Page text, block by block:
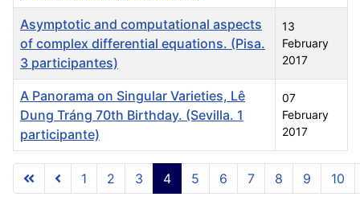
Articles
Asymptotic and computational aspects
of complex differential equations. (Pisa.
3 participantes)
13
February
2017
A Panorama on Singular Varieties, Lê
Dung Tráng 70th Birthday. (Sevilla. 1
participante)
07
February
2017
Page 4 of 10
1 2 3 4 5 6 7 8 9 10